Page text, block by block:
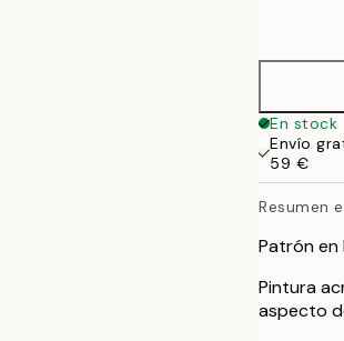
En stock
Envío
59 €
Resumen
Patrón en
Pintura
aspecto